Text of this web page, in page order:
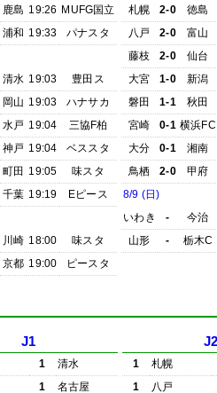
鹿島 19:26 MUFG国立
浦和 19:33
パナスタ
清水 19:03
豊田ス
岡山 19:03
ハナサカ
水戸 19:04
三協F柏
神戸 19:04
ベススタ
町田 19:05
味スタ
千葉 19:19
Eピース
川崎 18:00
味スタ
京都 19:00 ピースタ
札幌
2-0
徳島
八戸
2-0
富山
藤枝
2-0
仙台
大宮
1-0
新潟
磐田
1-1
秋田
宮崎
0-1 横浜FC
大分
0-1
湘南
鳥栖
2-0
甲府
8/9 (日)
いわき
-
今治
山形
- 栃木C
J1
1
清水
1
名古屋
1
札幌
1
八戸